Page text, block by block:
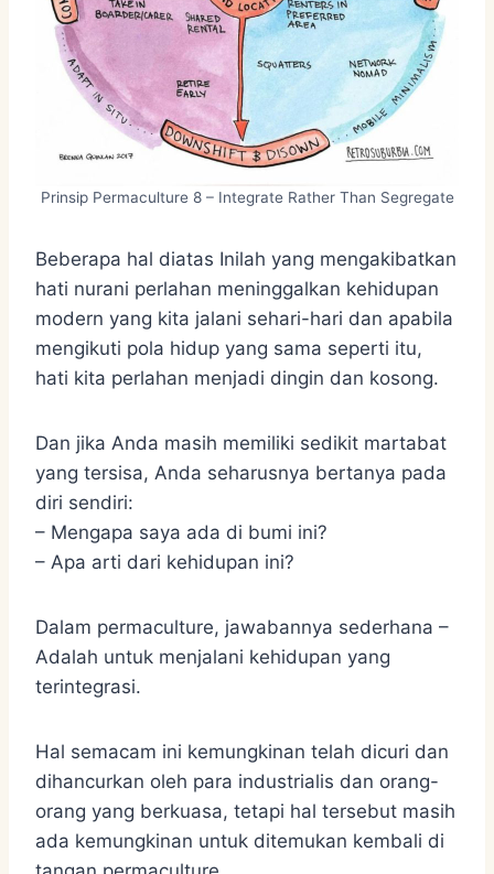
Prinsip Permaculture 8 – Integrate Rather Than Segregate
Beberapa hal diatas Inilah yang mengakibatkan
hati nurani perlahan meninggalkan kehidupan
modern yang kita jalani sehari-hari dan apabila
mengikuti pola hidup yang sama seperti itu,
hati kita perlahan menjadi dingin dan kosong.
Dan jika Anda masih memiliki sedikit martabat
yang tersisa, Anda seharusnya bertanya pada
diri sendiri:
– Mengapa saya ada di bumi ini?
– Apa arti dari kehidupan ini?
Dalam permaculture, jawabannya sederhana –
Adalah untuk menjalani kehidupan yang
terintegrasi.
Hal semacam ini kemungkinan telah dicuri dan
dihancurkan oleh para industrialis dan orang-
orang yang berkuasa, tetapi hal tersebut masih
ada kemungkinan untuk ditemukan kembali di